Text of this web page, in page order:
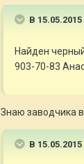
В
Найден
903-70-83
Знаю заводчика
В